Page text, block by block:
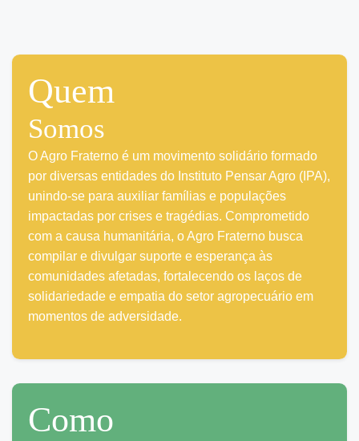
Quem
Somos
O Agro Fraterno é um movimento solidário formado
por diversas entidades do Instituto Pensar Agro (IPA),
unindo-se para auxiliar famílias e populações
impactadas por crises e tragédias. Comprometido
com a causa humanitária, o Agro Fraterno busca
compilar e divulgar suporte e esperança às
comunidades afetadas, fortalecendo os laços de
solidariedade e empatia do setor agropecuário em
momentos de adversidade.
Como